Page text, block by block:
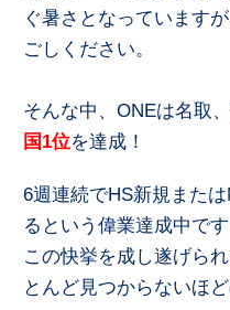
ぐ暑さとなっています
ごしください。
そんな中、ONEは名取
国1位を達成！
6週連続でHS新規また
るという偉業達成中です
この快挙を成し遂げら
とんど見つからないほ